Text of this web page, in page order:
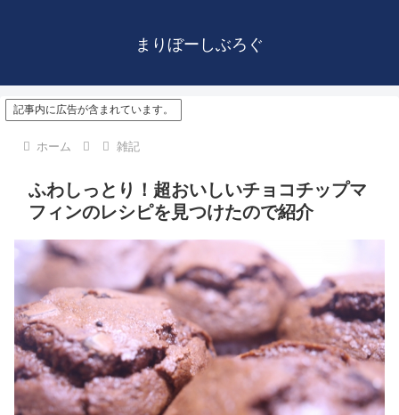
まりぼーしぶろぐ
記事内に広告が含まれています。
ホーム 雑記
ふわしっとり！超おいしいチョコチップマ
フィンのレシピを見つけたので紹介